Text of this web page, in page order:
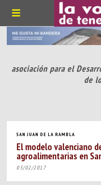
asociación para el
de
SAN JUAN DE LA RAMBLA
El modelo valenciano
agroalimentarias en
03/02/2017